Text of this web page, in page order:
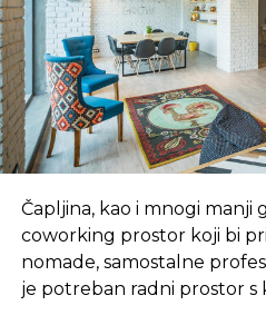
dolaze ponovo.
„Ovaj vid turističke
atraktivniji vid turizma u
Destinacije poput Šipova,
Gradiške, te mjesta u dolini
osim usluga u seoskim
dodatne sadržaje kao što
ribolov“, navode iz
Izvor: SRNA
Čapljina, kao i mnogi manji
coworking prostor koji bi
nomade, samostalne
je potreban radni prostor